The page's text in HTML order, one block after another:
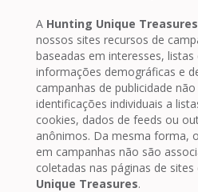
A Hunting Unique Treasures
nossos sites recursos de
baseadas em interesses,
informações demográficas e
campanhas de publicidade
identificações individuais a
cookies, dados de feeds ou
anônimos. Da mesma forma,
em campanhas não são
coletadas nas páginas de sites
Unique Treasures.